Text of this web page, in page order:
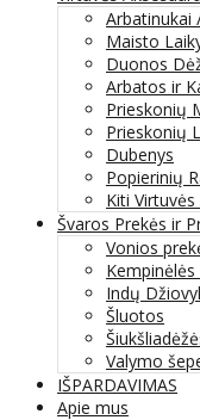
Arbatinukai
Maisto
Duonos
Arbatos ir
Prieskonių
Prieskonių
Dubenys
Popierinių
Kiti
Švaros Prekės ir
Vonios
Indų
Šluotos
Valymo
IŠPARDAVIMAS
Apie mus